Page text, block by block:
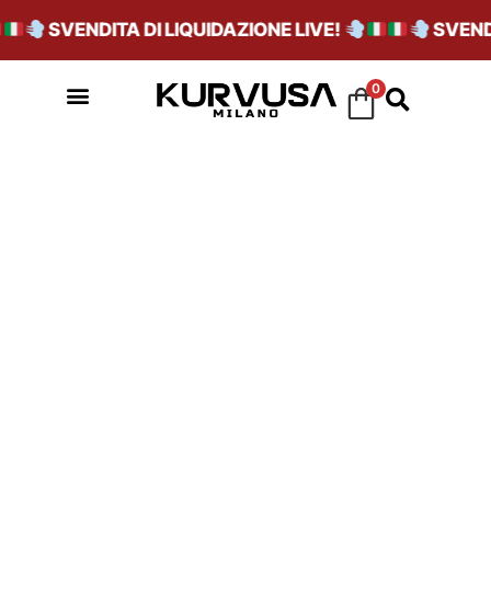
SVENDITA DI LIQUIDAZIONE LIVE!
0